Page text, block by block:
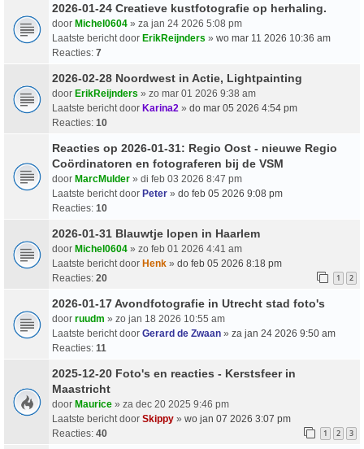
2026-01-24 Creatieve kustfotografie op herhaling.
door Michel0604 » za jan 24 2026 5:08 pm
Laatste bericht door ErikReijnders » wo mar 11 2026 10:36 am
Reacties: 7
2026-02-28 Noordwest in Actie, Lightpainting
door ErikReijnders » zo mar 01 2026 9:38 am
Laatste bericht door Karina2 » do mar 05 2026 4:54 pm
Reacties: 10
Reacties op 2026-01-31: Regio Oost - nieuwe Regio
Coördinatoren en fotograferen bij de VSM
door MarcMulder » di feb 03 2026 8:47 pm
Laatste bericht door Peter » do feb 05 2026 9:08 pm
Reacties: 10
2026-01-31 Blauwtje lopen in Haarlem
door Michel0604 » zo feb 01 2026 4:41 am
Laatste bericht door Henk » do feb 05 2026 8:18 pm
Reacties: 20 1 2
2026-01-17 Avondfotografie in Utrecht stad foto's
door ruudm » zo jan 18 2026 10:55 am
Laatste bericht door Gerard de Zwaan » za jan 24 2026 9:50 am
Reacties: 11
2025-12-20 Foto's en reacties - Kerstsfeer in
Maastricht
door Maurice » za dec 20 2025 9:46 pm
Laatste bericht door Skippy » wo jan 07 2026 3:07 pm
Reacties: 40 1 2 3